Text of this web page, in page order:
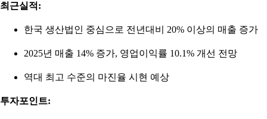
최근실적:
한국 생산법인 중심으로 전년대비 20% 이상의 매출 증가
2025년 매출 14% 증가, 영업이익률 10.1% 개선 전망
역대 최고 수준의 마진율 시현 예상
투자포인트: